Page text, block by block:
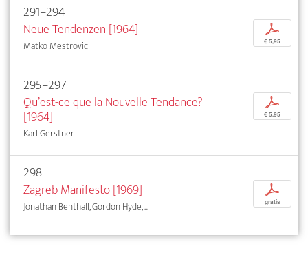
291–294
Neue Tendenzen [1964]
Matko Mestrovic
p
€ 5,95
295–297
Qu’est-ce que la Nouvelle Tendance?
[1964]
Karl Gerstner
p
€ 5,95
298
Zagreb Manifesto [1969]
Jonathan Benthall, Gordon Hyde, ...
p
gratis